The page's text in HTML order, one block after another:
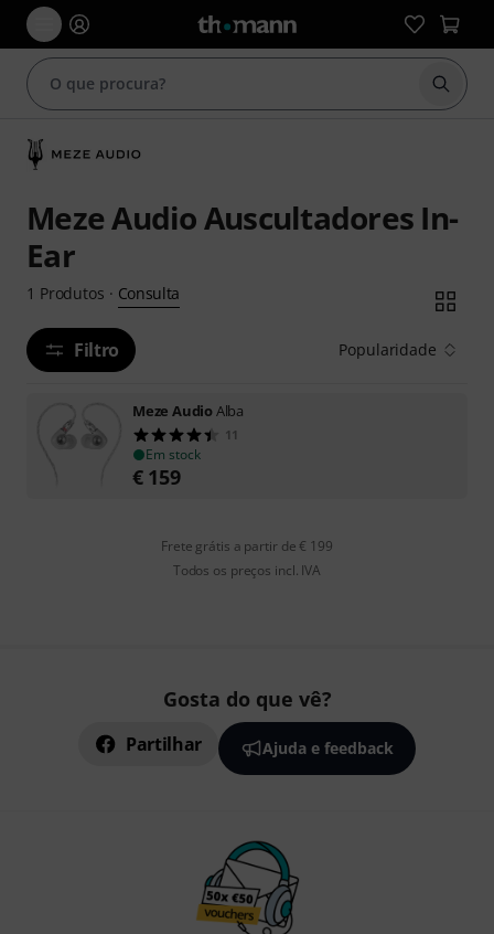
Iniciar
Meze Audio Auscultadores In-
Ear
1 Produtos · Consulta
Filtro Popularidade
Meze AudioAlba
11
Em stock
€ 159
Frete grátis a partir de € 199
Todos os preços incl. IVA
Gosta do que vê?
Partilhar Ajuda e feedback